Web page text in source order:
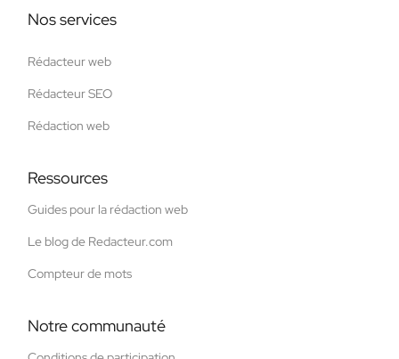
Nos services
Rédacteur web
Rédacteur SEO
Rédaction web
Ressources
Guides pour la rédaction web
Le blog de Redacteur.com
Compteur de mots
Notre communauté